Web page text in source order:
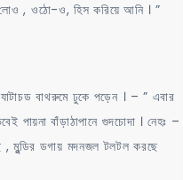
লোও , ওঠো-ও, হিস করিয়ে আনি । ”
বাথরুমে ঢুকে পড়েন । – ” এবার
বাঁড়াঠাপানে গুদচোদা । নেহঃ –
, মুন্ডির ডগায় মদনজল টলটল করছে